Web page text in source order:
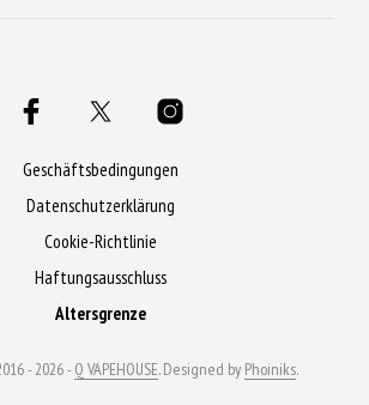
Geschäftsbedingungen
Datenschutzerklärung
Cookie-Richtlinie
Haftungsausschluss
Altersgrenze
- 2026 -Q VAPEHOUSE. Designed by Phoiniks.